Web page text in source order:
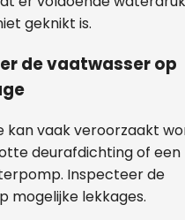
geknikt is.
de vaatwasser op
kan vaak veroorzaakt
deurafdichting of een
Inspecteer de
mogelijke lekkages.